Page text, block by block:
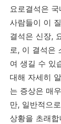
요로결석은
사람들이 이
결석은 신장,
로, 이 결석은
여 생길 수 있
대해 자세히
는 증상은 매
만, 일반적으
상황을 초래